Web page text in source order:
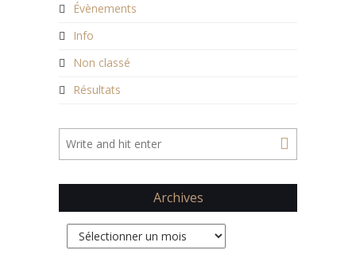
Évènements
Info
Non classé
Résultats
Archives
Archives